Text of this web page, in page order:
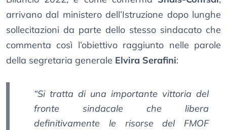
arrivano dal ministero dell’Istruzione dopo lunghe
sollecitazioni da parte dello stesso sindacato che
commenta così l’obiettivo raggiunto nelle parole
della segretaria generale Elvira Serafini:
“Si tratta di una importante vittoria del
fronte sindacale che libera
definitivamente le risorse del FMOF